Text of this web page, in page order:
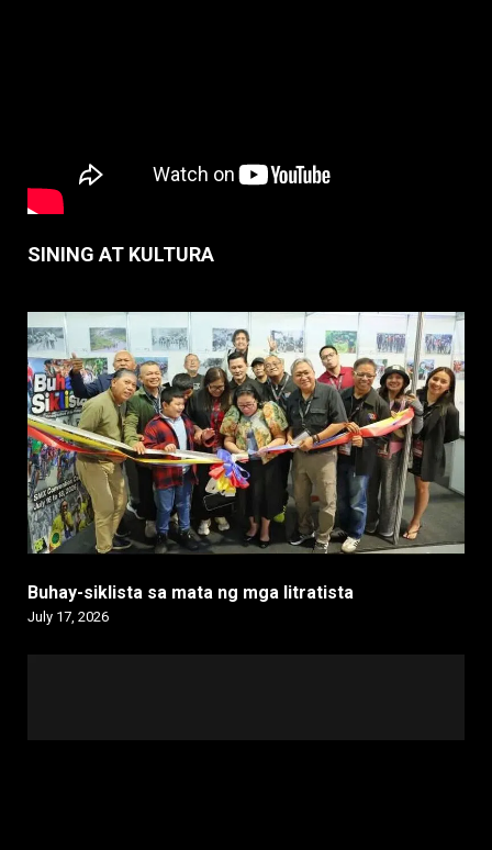
SINING AT KULTURA
Buhay-siklista sa mata ng mga litratista
July 17, 2026